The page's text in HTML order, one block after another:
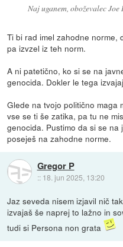
Naj uganem, oboževalec Joe
Ti bi rad imel zahodne norme,
pa izvzel iz teh norm.
A ni patetično, ko si se na
genocida. Dokler le tega
Glede na tvojo politično maga
vse se ti še zatika, pa tu ne
genocida. Pustimo da si se
poseješ na zahodne norme.
Gregor P
:: 18. jun 2025, 13:20
Jaz seveda nisem izjavil nič
izvajaš še naprej to lažno in
tudi si Persona non grata